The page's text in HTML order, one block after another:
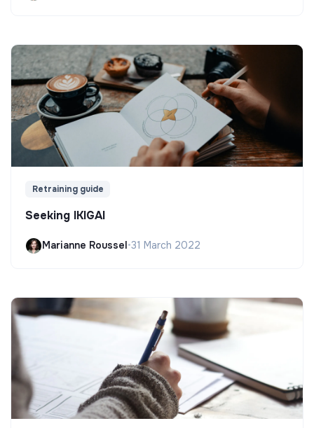
Retraining guide
Seeking IKIGAI
Marianne Roussel •31 March 2022